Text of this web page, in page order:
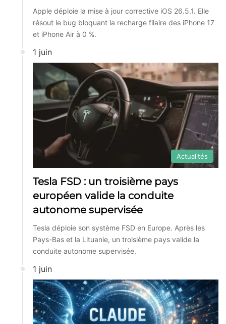
Apple déploie la mise à jour corrective iOS 26.5.1. Elle
résout le bug bloquant la recharge filaire des iPhone 17
et iPhone Air à 0 %.
1 juin
Actualités
Tesla FSD : un troisième pays
européen valide la conduite
autonome supervisée
Tesla déploie son système FSD en Europe. Après les
Pays-Bas et la Lituanie, un troisième pays valide la
conduite autonome supervisée.
1 juin